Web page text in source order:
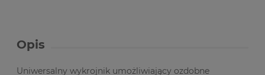
Opis
Uniwersalny wykrojnik umożliwiający ozdobne